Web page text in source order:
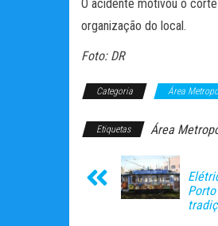
O acidente motivou o
organização do local.
Foto: DR
Categoria Área
Etiquetas Área